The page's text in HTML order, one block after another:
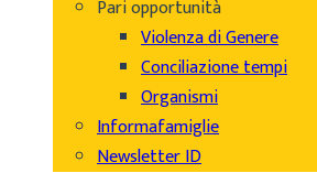
Pari opportunità
Violenza di Genere
Conciliazione tempi
Organismi
Informafamiglie
Newsletter ID